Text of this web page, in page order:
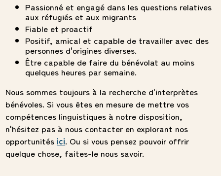
Passionné et engagé dans les questions relatives
aux réfugiés et aux migrants
Fiable et proactif
Positif, amical et capable de travailler avec des
personnes d'origines diverses.
Être capable de faire du bénévolat au moins
quelques heures par semaine.
Nous sommes toujours à la recherche d'interprètes
bénévoles. Si vous êtes en mesure de mettre vos
compétences linguistiques à notre disposition,
n'hésitez pas à nous contacter en explorant nos
opportunités ici. Ou si vous pensez pouvoir offrir
quelque chose, faites-le nous savoir.